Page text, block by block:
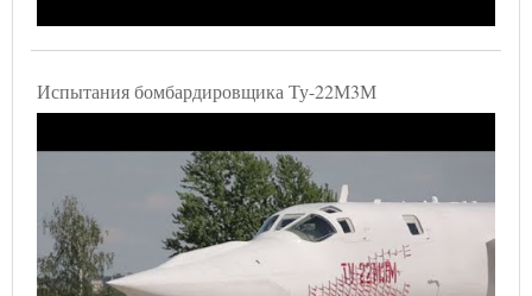
Испытания бомбардировщика Ту-22М3М